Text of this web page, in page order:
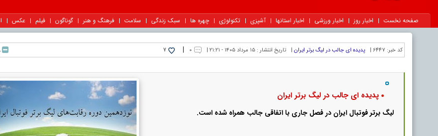
صفحه نخست اخبار روز اخبار ورزشی اخبار استانها آشپزی تکنولوژی چهره ها سبک زندگی سلامت فرهنگ و هنر گوناگون فیلم عکس
کد خبر: 6447 | پدیده ای جالب در لیگ برتر ایران | تاریخ انتشار : ۱۵ مرداد ۱۴۰۵ - ۲۱:۲۱ | ۰ |
7
پدیده ای جالب در لیگ برتر ایران
لیگ برتر فوتبال ایران در فصل جاری با اتفاقی جالب همراه شده است.